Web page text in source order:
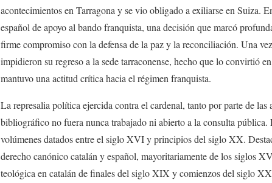
acontecimientos en Tarragona y se vio obligado a exiliarse en Suiza.
español de apoyo al bando franquista, una decisión que marcó
firme compromiso con la defensa de la paz y la reconciliación. Una
impidieron su regreso a la sede tarraconense, hecho que lo convirtió
mantuvo una actitud crítica hacia el régimen franquista.
La represalia política ejercida contra el cardenal, tanto por parte de
bibliográfico no fuera nunca trabajado ni abierto a la consulta
volúmenes datados entre el siglo XVI y principios del siglo XX.
derecho canónico catalán y español, mayoritariamente de los siglos
teológica en catalán de finales del siglo XIX y comienzos del siglo